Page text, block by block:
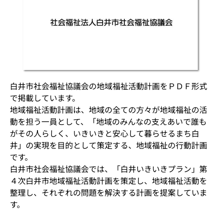
白井市社会福祉協議会の地域福祉活動計画をＰＤＦ形式
で掲載しています。
地域福祉活動計画は、地域の全ての方々が地域福祉の活
動を担う一員として、「地域のみんなの支えあいで誰も
がその人らしく、いきいきと安心して暮らせるまち白
井」の実現を目的として策定する、地域福祉の行動計画
です。
白井市社会福祉協議会では、「白井いきいきプラン」第
４次白井市地域福祉活動計画を策定し、地域福祉活動を
整理し、それぞれの問題を解決する計画を提案していま
す。